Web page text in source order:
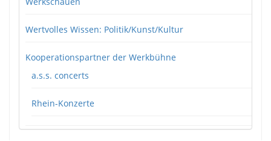
Wertvolles Wissen: Politik/Kunst/Kultur
Kooperationspartner der Werkbühne
a.s.s. concerts
Rhein-Konzerte